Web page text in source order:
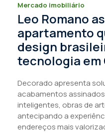
Mercado imobiliário
Leo Romano
apartamento
design
tecnologia em
Decorado apresenta
acabamentos
inteligentes, obras de
antecipando a
endereços mais